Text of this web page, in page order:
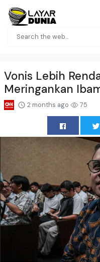
Vonis Lebih
Meringankan
2 months ago 75